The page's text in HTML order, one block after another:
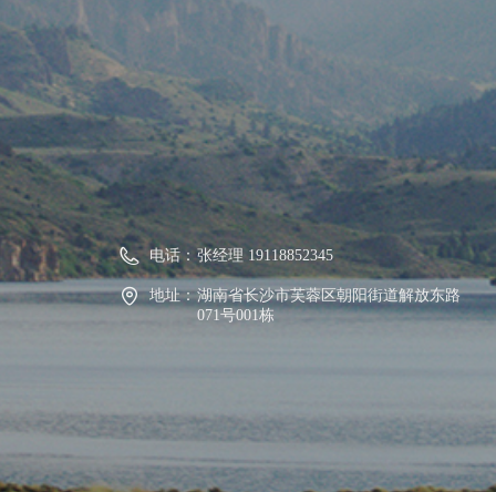
电话：张经理 19118852345
地址：湖南省长沙市芙蓉区朝阳街道解放东路
071号001栋